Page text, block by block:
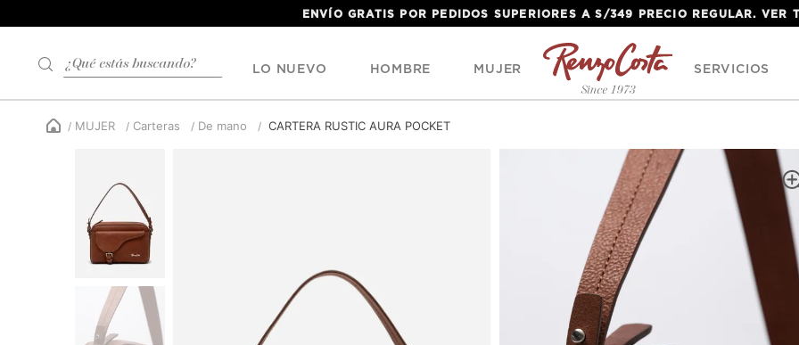
ENVÍO GRATIS POR PEDIDOS SUPERIORES A S/349 PRECIO REGULAR. VER
LO NUEVO HOMBRE MUJER SERVICIOS
MUJER Carteras De mano CARTERA RUSTIC AURA POCKET